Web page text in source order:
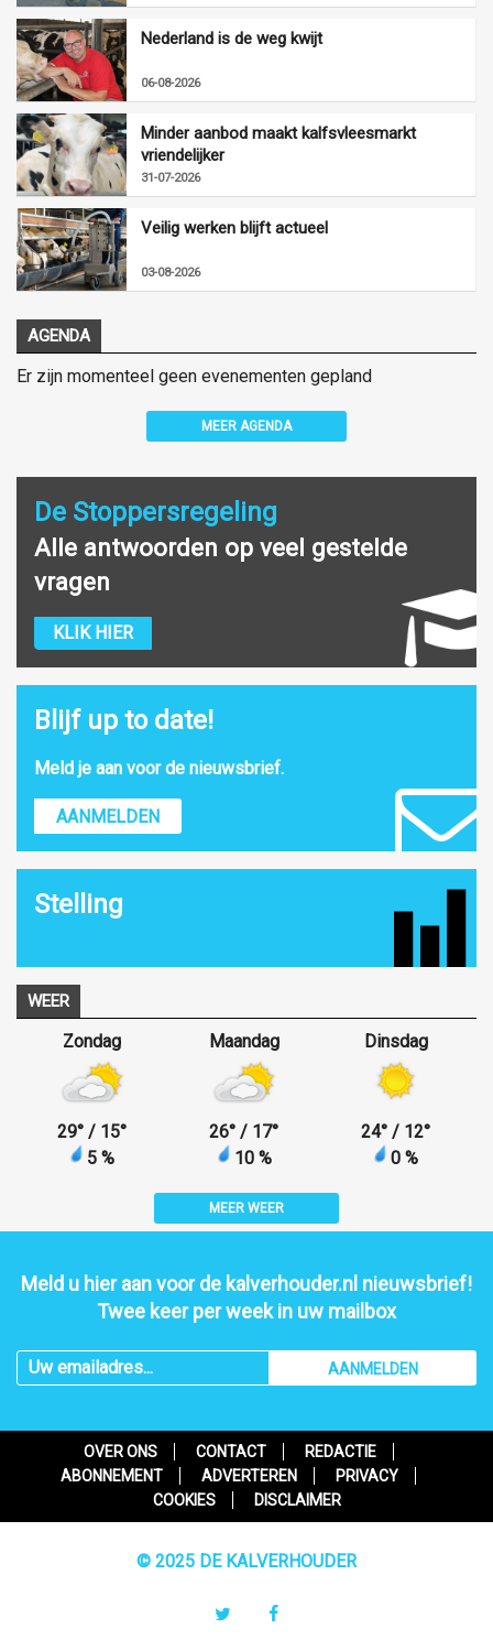
Nederland is de weg kwijt
06-08-2026
Minder aanbod maakt kalfsvleesmarkt
vriendelijker
31-07-2026
Veilig werken blijft actueel
03-08-2026
AGENDA
Er zijn momenteel geen evenementen gepland
MEER AGENDA
De Stoppersregeling
Alle antwoorden op veel gestelde
vragen
KLIK HIER
Blijf up to date!
Meld je aan voor de nieuwsbrief.
AANMELDEN
Stelling
WEER
Zondag
29° / 15°
5 %
Maandag
26° / 17°
10 %
Dinsdag
24° / 12°
0 %
MEER WEER
Meld u hier aan voor de kalverhouder.nl nieuwsbrief!
Twee keer per week in uw mailbox
AANMELDEN
OVER ONS CONTACT
REDACTIE
ABONNEMENT
ADVERTEREN
PRIVACY
COOKIES
DISCLAIMER
© 2025 DE KALVERHOUDER